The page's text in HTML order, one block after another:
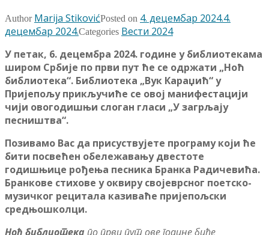
Author Marija StikovićPosted on 4. децембар 2024.4.
децембар 2024.Categories Вести 2024
У петак, 6. децембра 2024. године у библиотекама
широм Србије по први пут ће се одржати „Ноћ
библиотека“. Библиотека „Вук Караџић“ у
Пријепољу прикључиће се овој манифестацији
чији овогодишњи слоган гласи „У загрљају
песништва“.
Позивамо Вас да присуствујете програму који ће
бити посвећен обележавању двестоте
годишњице рођења песника Бранка Радичевића.
Бранкове стихове у оквиру својеврсног поетско-
музичког рецитала казиваће пријепољски
средњошколци.
Ноћ библиотека по први пут ове године биће